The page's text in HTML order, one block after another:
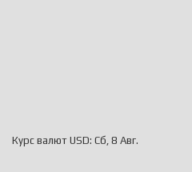
Курс валют USD: Сб, 8 Авг.